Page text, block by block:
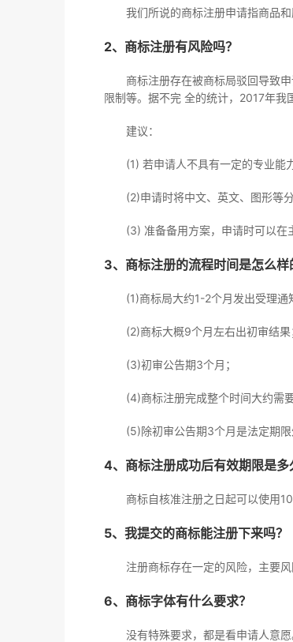
我们所说的商标注册申请指商品
2、商标注册有风险吗？
商标注册存在被商标局驳回导致
限制等。据不完 全的统计，2017年我
建议：
(1) 若申请人不具有一定的专业能
(2)申请时将中文、英文、图形等
(3) 准备备用方案，申请时可以在
3、商标注册的流程时间是怎么样
(1)商标局大约1-2个月发出受理通
(2)商标大概9个月左右出初审结果
(3)初审公告期3个月；
(4)商标注册完成整个时间大约需
(5)除初审公告期3个月是法定期
4、商标注册成功后有效期限是多
商标自核准注册之日起可以使用
5、我提交的商标能注册下来吗？
注册商标存在一定的风险，主要
6、商标字体有什么要求？
没有特殊要求，都是看申请人意